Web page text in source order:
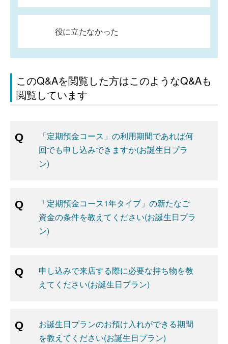
役に立たなかった
このQ&Aを閲覧した方はこのようなQ&Aも
閲覧しています
「定期預金コース」の利用期間であれば何
回でも申し込みできますか(お誕生日プラ
ン)
「定期預金コース1年タイプ」の新たなご
資金の条件を教えてください(お誕生日プラ
ン)
申し込みで来店する際に必要な持ち物を教
えてください(お誕生日プラン)
お誕生日プランのお預け入れができる期間
を教えてください(お誕生日プラン)